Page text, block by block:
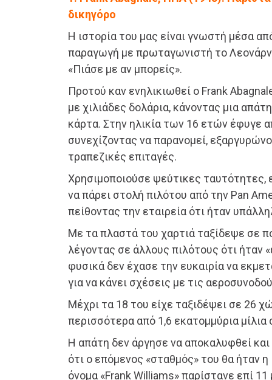
δικηγόρο
Η ιστορία του μας είναι γνωστή μέσα
παραγωγή με πρωταγωνιστή το
«Πιάσε με αν μπορείς».
Προτού καν ενηλικιωθεί ο Frank
με χιλιάδες δολάρια, κάνοντας μια
κάρτα. Στην ηλικία των 16 ετών έφυγε
συνεχίζοντας να παρανομεί,
τραπεζικές επιταγές.
Χρησιμοποιούσε ψεύτικες ταυτότητες,
να πάρει στολή πιλότου από την Pan
πείθοντας την εταιρεία ότι ήταν
Με τα πλαστά του χαρτιά ταξίδεψε σε
λέγοντας σε άλλους πιλότους ότι ήταν
φυσικά δεν έχασε την ευκαιρία να
για να κάνει σχέσεις με τις
Μέχρι τα 18 του είχε ταξιδέψει σε 26
περισσότερα από 1,6 εκατομμύρια
Η απάτη δεν άργησε να αποκαλυφθεί
ότι ο επόμενος «σταθμός» του θα ήταν
όνομα «Frank Williams» παρίστανε επί